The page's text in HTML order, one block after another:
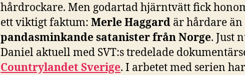
hårdrockare. Men godartad hjärntvätt fick
ett viktigt faktum: Merle Haggard är hårdare
pandasminkande satanister från Norge. Just
Daniel aktuell med SVT:s tredelade
Countrylandet Sverige. I arbetet med serien